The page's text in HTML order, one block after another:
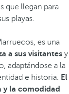
que llegan para
playas.
es una
a sus visitantes y
adaptándose a la
e historia. El
y la comodidad